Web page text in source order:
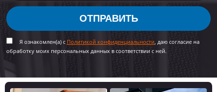
ОТПРАВИТЬ
Я ознакомлен(а) с Политикой конфиденциальности, даю согласие на
обработку моих персональных данных в соответствии с ней.